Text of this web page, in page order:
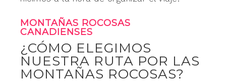
MONTAÑAS ROCOSAS
CANADIENSES
¿CÓMO ELEGIMOS
NUESTRA RUTA POR LAS
MONTAÑAS ROCOSAS?